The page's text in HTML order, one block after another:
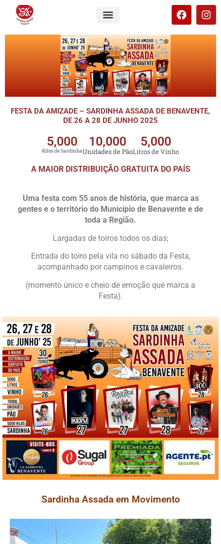
FESTA DA AMIZADE – SARDINHA ASSADA DE BENAVENTE,
DE 26 A 28 DE JUNHO 2025
Kilos de Sardinha
5,000
Unidades de Pão
10,000
Litros de Vinho
5,000
A MAIOR DISTRIBUIÇÃO GRATUITA DO PAÍS
Uma festa com 55 anos de história, que marca as
gentes e o território do Município de Benavente e de
toda a Região.
Largadas de toiros todos os dias;
Entrada do toiro pela vila no sábado da Festa,
acompanhado por campinos e cavaleiros.
(momento único e cheio de emoção que marca a
Festa).
Sardinha Assada em Movimento